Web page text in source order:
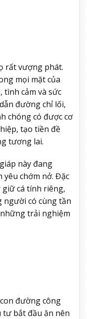
rất vượng phát.
mọi mặt của
tình cảm và sức
đường chỉ lối,
chóng có được cơ
tạo tiền đề
tương lai.
này đang
chớm nở. Đặc
giữ cá tính riêng,
người có cùng tần
trải nghiệm
đường công
bắt đầu ăn nên